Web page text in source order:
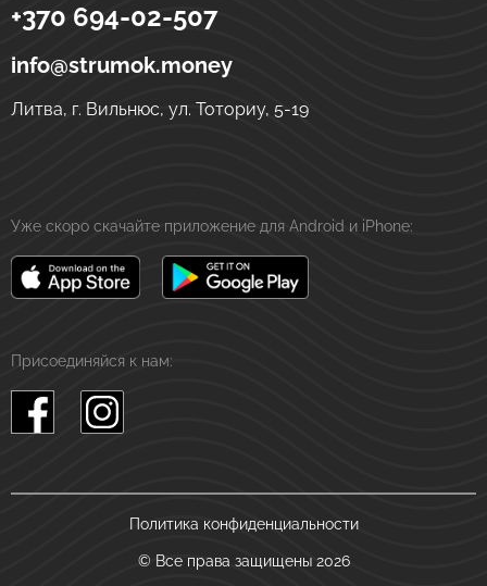
Strumok
Денежные переводы в Украине
ул. Тоториу, 5-19
+370 694-02-507
info@strumok.money
Литва, г. Вильнюс, ул. Тоториу, 5-19
Уже скоро скачайте приложение для Android и iPhone:
Присоединяйся к нам:
Политика конфиденциальности
© Все права защищены 2026